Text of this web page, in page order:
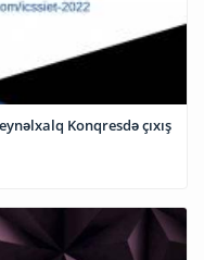
Konqresdə çıxış